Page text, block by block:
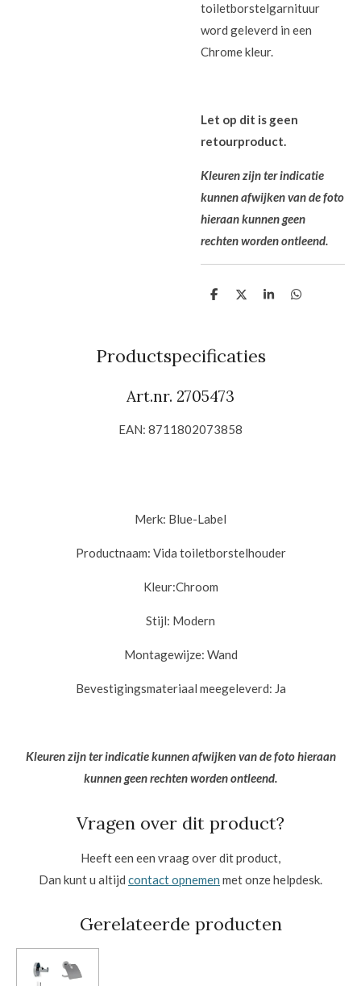
toiletborstelgarnituur
word geleverd in een
Chrome kleur.
Let op dit is geen
retourproduct.
Kleuren zijn ter indicatie
kunnen afwijken van de foto
hieraan kunnengeen
rechten worden ontleend.
D
n
D
S
D
Productspecificaties
Art.nr. 2705473
EAN: 8711802073858
Merk: Blue-Label
Productnaam: Vida toiletborstelhouder
Kleur:Chroom
Stijl: Modern
Montagewijze: Wand
Bevestigingsmateriaal meegeleverd: Ja
Kleuren zijn ter indicatie kunnen afwijken van de foto hieraan
kunnen geen rechten worden ontleend.
Vragen over dit product?
Heeft een een vraag over dit product,
Dan kunt u altijd contact opnemen met onze helpdesk.
Gerelateerde producten